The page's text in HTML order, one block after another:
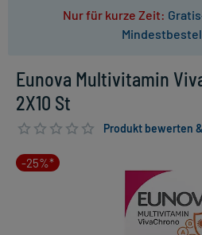
Nur für kurze Zeit:
Eunova Multivitamin
2X10 St
Produkt bewerten
-25%*